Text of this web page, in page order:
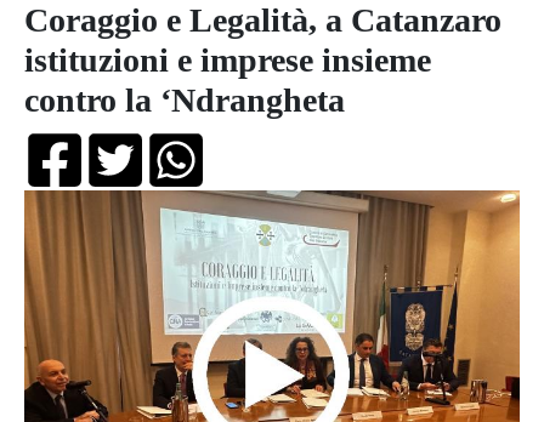
Coraggio e Legalità, a Catanzaro
istituzioni e imprese insieme
contro la ‘Ndrangheta